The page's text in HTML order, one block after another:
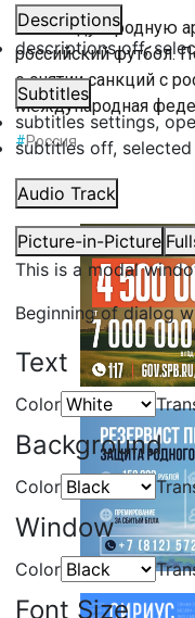
Descriptions
descriptions off,
Subtitles
subtitles settings,
subtitles off, selected
Audio Track
Picture-in-Picture
This is a modal
Beginning of dialog
Text
Color
Background
Color
Window
Color
Font Size
На международную
российский футбол.
о снятии санкций с
Международная
#Россия